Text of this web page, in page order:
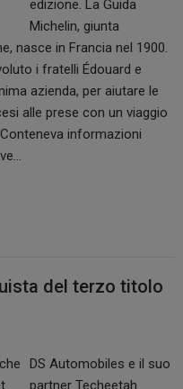
edizione. La Guida
Michelin, giunta
nasce in Francia nel 1900.
i fratelli Édouard e
azienda, per aiutare le
alle prese con un viaggio
informazioni
del terzo titolo
DS Automobiles e il suo
partner Techeetah